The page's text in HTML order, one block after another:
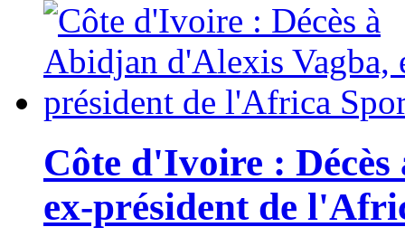
Côte d'Ivoire :
ex-président de